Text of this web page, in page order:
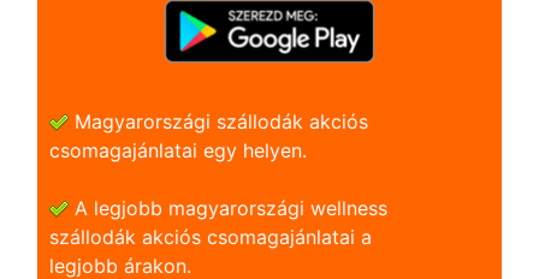
Magyarországi szállodák akciós
csomagajánlatai egy helyen.
A legjobb magyarországi wellness
szállodák akciós csomagajánlatai a
legjobb árakon.